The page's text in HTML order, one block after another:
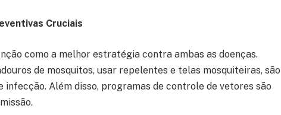
Cruciais
como a melhor estratégia contra ambas as doenças.
de mosquitos, usar repelentes e telas mosquiteiras, são
Além disso, programas de controle de vetores são